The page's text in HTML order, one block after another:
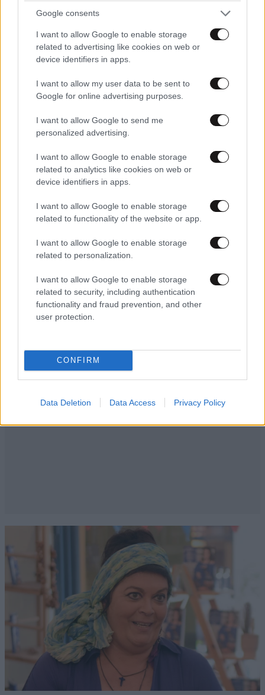
Google consents
I want to allow Google to enable storage
related to advertising like cookies on web or
device identifiers in apps.
I want to allow my user data to be sent to
Google for online advertising purposes.
I want to allow Google to send me
personalized advertising.
I want to allow Google to enable storage
related to analytics like cookies on web or
device identifiers in apps.
I want to allow Google to enable storage
related to functionality of the website or app.
I want to allow Google to enable storage
related to personalization.
I want to allow Google to enable storage
related to security, including authentication
functionality and fraud prevention, and other
user protection.
CONFIRM
Data Deletion Data Access Privacy Policy
LIFESTYLE08·08·2026 19:12
Εριέττα Κούρκουλου – Τα 33α γενέθλια και τα
φιλιά με τον Βύρωνα Βασιλειάδη: «Καμία στιγμή
ευτυχίας δεδομένη»